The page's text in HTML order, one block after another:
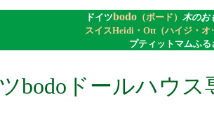
ドイツbodo（ボード） 木のお
スイスHeidi・Ott（ハイジ・オ
プティットマムふ
bodoドールハウス